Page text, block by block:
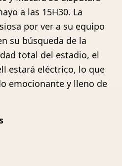
a las 15H30. La
por ver a su equipo
su búsqueda de la
total del estadio, el
estará eléctrico, lo que
emocionante y lleno de